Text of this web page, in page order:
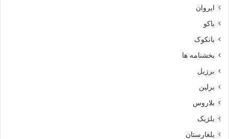
ایروان
باکو
بانکوک
بخشنامه ها
برزیل
برلین
بلاروس
بلژیک
بلغارستان